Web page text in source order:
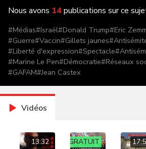
Nous avons 14publications sur ce
#Médias#Israël#Donald Trump#Eric
#Guerre#Vaccin#Gillets jaunes#
#Liberté d'expression#Spectacle#
#Marine Le Pen#Démocratie#Réseaux
#GAFAM#Jean Castex
Vidéos
13:32 GRATUIT